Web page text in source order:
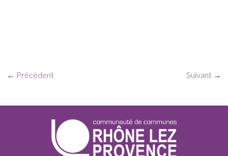
← Précédent Suivant →